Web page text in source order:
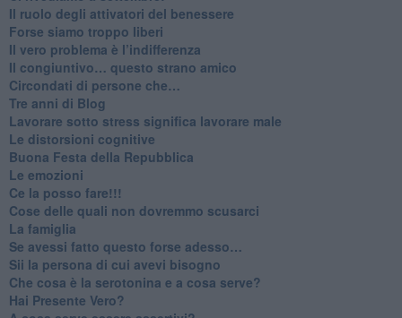
​Il ruolo degli attivatori del benessere
​Forse siamo troppo liberi
​Il vero problema è l’indifferenza
​Il congiuntivo… questo strano amico
​Circondati di persone che…
​Tre anni di Blog
​Lavorare sotto stress significa lavorare male
​Le distorsioni cognitive
​Buona Festa della Repubblica
Le emozioni
​Ce la posso fare!!!
​Cose delle quali non dovremmo scusarci
​La famiglia
​Se avessi fatto questo forse adesso…
​Sii la persona di cui avevi bisogno
Che cosa è la serotonina e a cosa serve?
​Hai Presente Vero?